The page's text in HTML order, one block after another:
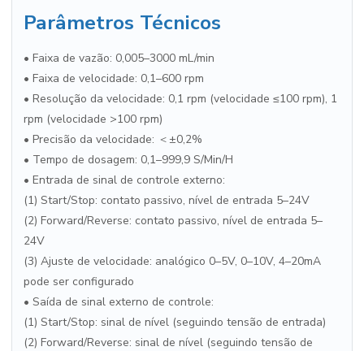
Parâmetros Técnicos
• Faixa de vazão: 0,005–3000 mL/min
• Faixa de velocidade: 0,1–600 rpm
• Resolução da velocidade: 0,1 rpm (velocidade ≤100 rpm), 1
rpm (velocidade >100 rpm)
• Precisão da velocidade: ＜±0,2%
• Tempo de dosagem: 0,1–999,9 S/Min/H
• Entrada de sinal de controle externo:
(1) Start/Stop: contato passivo, nível de entrada 5–24V
(2) Forward/Reverse: contato passivo, nível de entrada 5–
24V
(3) Ajuste de velocidade: analógico 0–5V, 0–10V, 4–20mA
pode ser configurado
• Saída de sinal externo de controle:
(1) Start/Stop: sinal de nível (seguindo tensão de entrada)
(2) Forward/Reverse: sinal de nível (seguindo tensão de